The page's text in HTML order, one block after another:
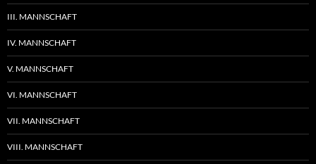
III. MANNSCHAFT
IV. MANNSCHAFT
V. MANNSCHAFT
VI. MANNSCHAFT
VII. MANNSCHAFT
VIII. MANNSCHAFT